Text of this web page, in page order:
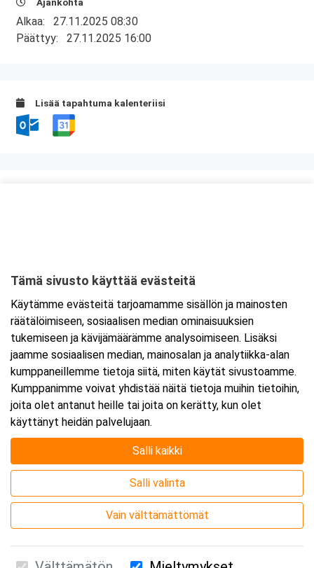
Alkaa: 27.11.2025 08:30
Päättyy: 27.11.2025 16:00
Lisää tapahtuma kalenteriisi
Tarkempi kartta ja ajo-ohjeet
Tämä sivusto käyttää evästeitä
Käytämme evästeitä tarjoamamme sisällön ja mainosten
räätälöimiseen, sosiaalisen median ominaisuuksien
tukemiseen ja kävijämäärämme analysoimiseen. Lisäksi
jaamme sosiaalisen median, mainosalan ja analytiikka-alan
kumppaneillemme tietoja siitä, miten käytät sivustoamme.
Kumppanimme voivat yhdistää näitä tietoja muihin tietoihin,
joita olet antanut heille tai joita on kerätty, kun olet
käyttänyt heidän palvelujaan.
Salli kaikki
Salli valinta
Vain välttämättömät